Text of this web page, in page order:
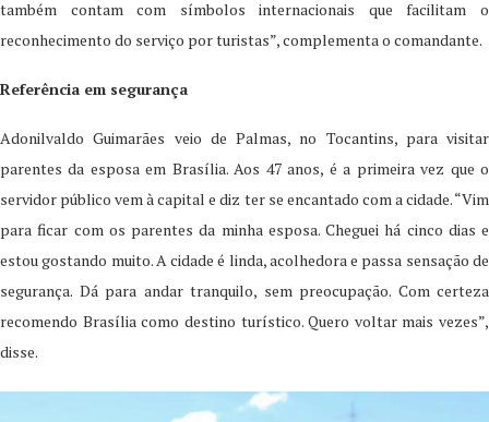
também contam com símbolos internacionais que facilitam o
reconhecimento do serviço por turistas”, complementa o comandante.
Referência em segurança
Adonilvaldo Guimarães veio de Palmas, no Tocantins, para visitar
parentes da esposa em Brasília. Aos 47 anos, é a primeira vez que o
servidor público vem à capital e diz ter se encantado com a cidade. “Vim
para ficar com os parentes da minha esposa. Cheguei há cinco dias e
estou gostando muito. A cidade é linda, acolhedora e passa sensação de
segurança. Dá para andar tranquilo, sem preocupação. Com certeza
recomendo Brasília como destino turístico. Quero voltar mais vezes”,
disse.